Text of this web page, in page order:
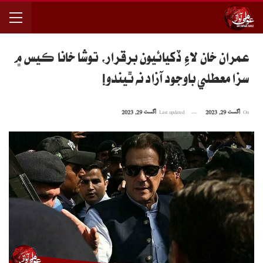
عمران خان لاءِ ڏکيائيون برقرار، توشا خانا ڪيس ۾
سزا معطلي باوجود آزاد نه ٿيندو!
اگست 29, 2023 اگست 29, 2023